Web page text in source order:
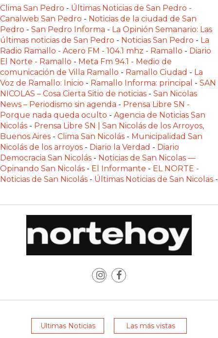
PARA
RECIBIR
PEDIDOS
MEJOR
TIENDA
ONLINE
POR
WHATSAPP
POR
QUÉ
CHANGUITO.COM.AR
APARECE
PRIMERO
¿CUÁL
CREAR
Clima San Pedro - Últimas Noticias de San Pedro -
Canalweb San Pedro - Noticias de la ciudad de San
Pedro - San Pedro Informa - La Opinión Semanario: Las
últimas noticias de San Pedro - Noticias San Pedro - La
Radio Ramallo - Acero FM - 104.1 mhz - Ramallo - Diario
El Norte - Ramallo - Meta Fm 94.1 - Medio de
comunicación de Villa Ramallo - Ramallo Ciudad - La
Voz de Ramallo: Inicio - Ramallo Informa: principal - SAN
NICOLAS – Cosa Cierta Sitio de noticias - San Nicolas
News – Periodismo sin agenda - Prensa Libre SN -
Porque nada queda oculto - Agencia de Noticias San
Nicolás - Prensa Libre SN | San Nicolás de los Arroyos,
Buenos Aires - Clima San Nicolás - Municipalidad San
Nicolás de los arroyos - Diario la Verdad - Diario
Democracia San Nicolás - Noticias de San Nicolas —
Opinando San Nicolás - El Informante - EL NORTE -
Noticias de San Nicolás - Últimas Noticias de San Nicolas -
Ultimas Noticias Las más vistas